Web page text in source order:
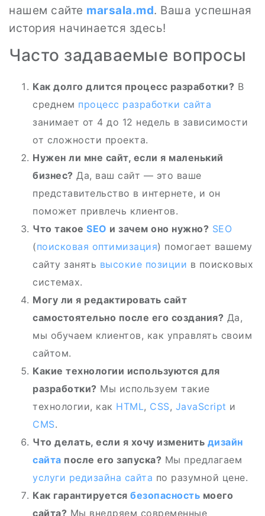
нашем сайте marsala.md. Ваша успешная
история начинается здесь!
Часто задаваемые вопросы
Как долго длится процесс разработки? В
среднем процесс разработки сайта
занимает от 4 до 12 недель в зависимости
от сложности проекта.
Нужен ли мне сайт, если я маленький
бизнес? Да, ваш сайт — это ваше
представительство в интернете, и он
поможет привлечь клиентов.
Что такое SEO и зачем оно нужно? SEO
(поисковая оптимизация) помогает вашему
сайту занять высокие позиции в поисковых
системах.
Могу ли я редактировать сайт
самостоятельно после его создания? Да,
мы обучаем клиентов, как управлять своим
сайтом.
Какие технологии используются для
разработки? Мы используем такие
технологии, как HTML, CSS, JavaScript и
CMS.
Что делать, если я хочу изменить дизайн
сайта после его запуска? Мы предлагаем
услуги редизайна сайта по разумной цене.
Как гарантируется безопасность моего
сайта? Мы внедряем современные